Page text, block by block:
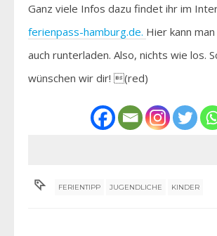
Ganz viele Infos dazu findet ihr im
ferienpass-hamburg.de. Hier kann
auch runterladen. Also, nichts wie los.
wünschen wir dir! (red)
FERIENTIPP JUGENDLICHE KINDER